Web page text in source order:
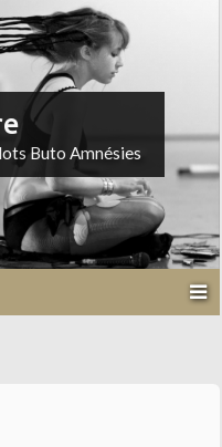
Buto Amnésies